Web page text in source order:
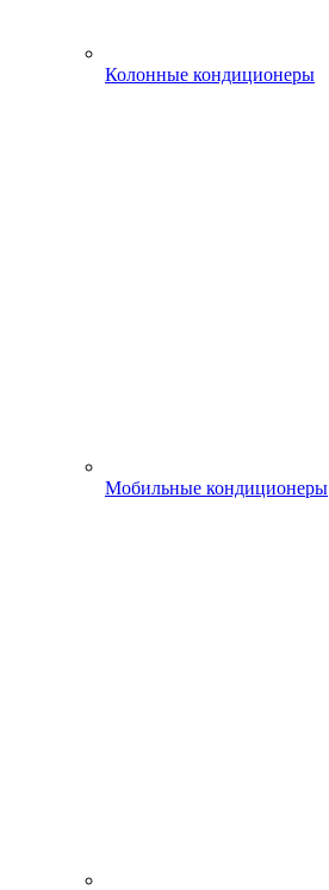
Колонные кондиционеры
Мобильные кондиционеры